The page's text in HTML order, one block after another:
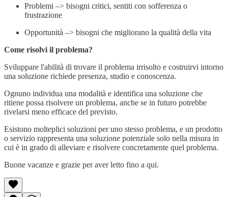
Problemi –> bisogni critici, sentiti con sofferenza o
frustrazione
Opportunità –> bisogni che migliorano la qualità della vita
Come risolvi il problema?
Sviluppare l'abilità di trovare il problema irrisolto e costruirvi intorno
una soluzione richiede presenza, studio e conoscenza.
Ognuno individua una modalità e identifica una soluzione che
ritiene possa risolvere un problema, anche se in futuro potrebbe
rivelarsi meno efficace del previsto.
Esistono molteplici soluzioni per uno stesso problema, e un prodotto
o servizio rappresenta una soluzione potenziale solo nella misura in
cui è in grado di alleviare e risolvere concretamente quel problema.
Buone vacanze e grazie per aver letto fino a qui.